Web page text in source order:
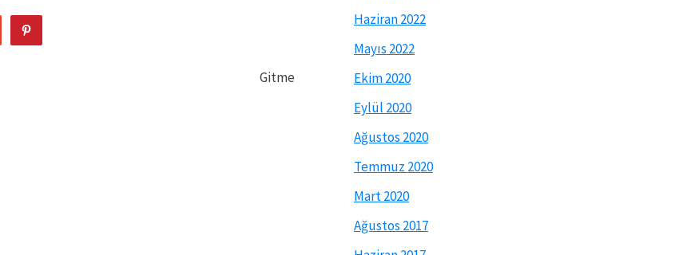
Gitme
Haziran 2022
Mayıs 2022
Ekim 2020
Eylül 2020
Ağustos 2020
Temmuz 2020
Mart 2020
Ağustos 2017